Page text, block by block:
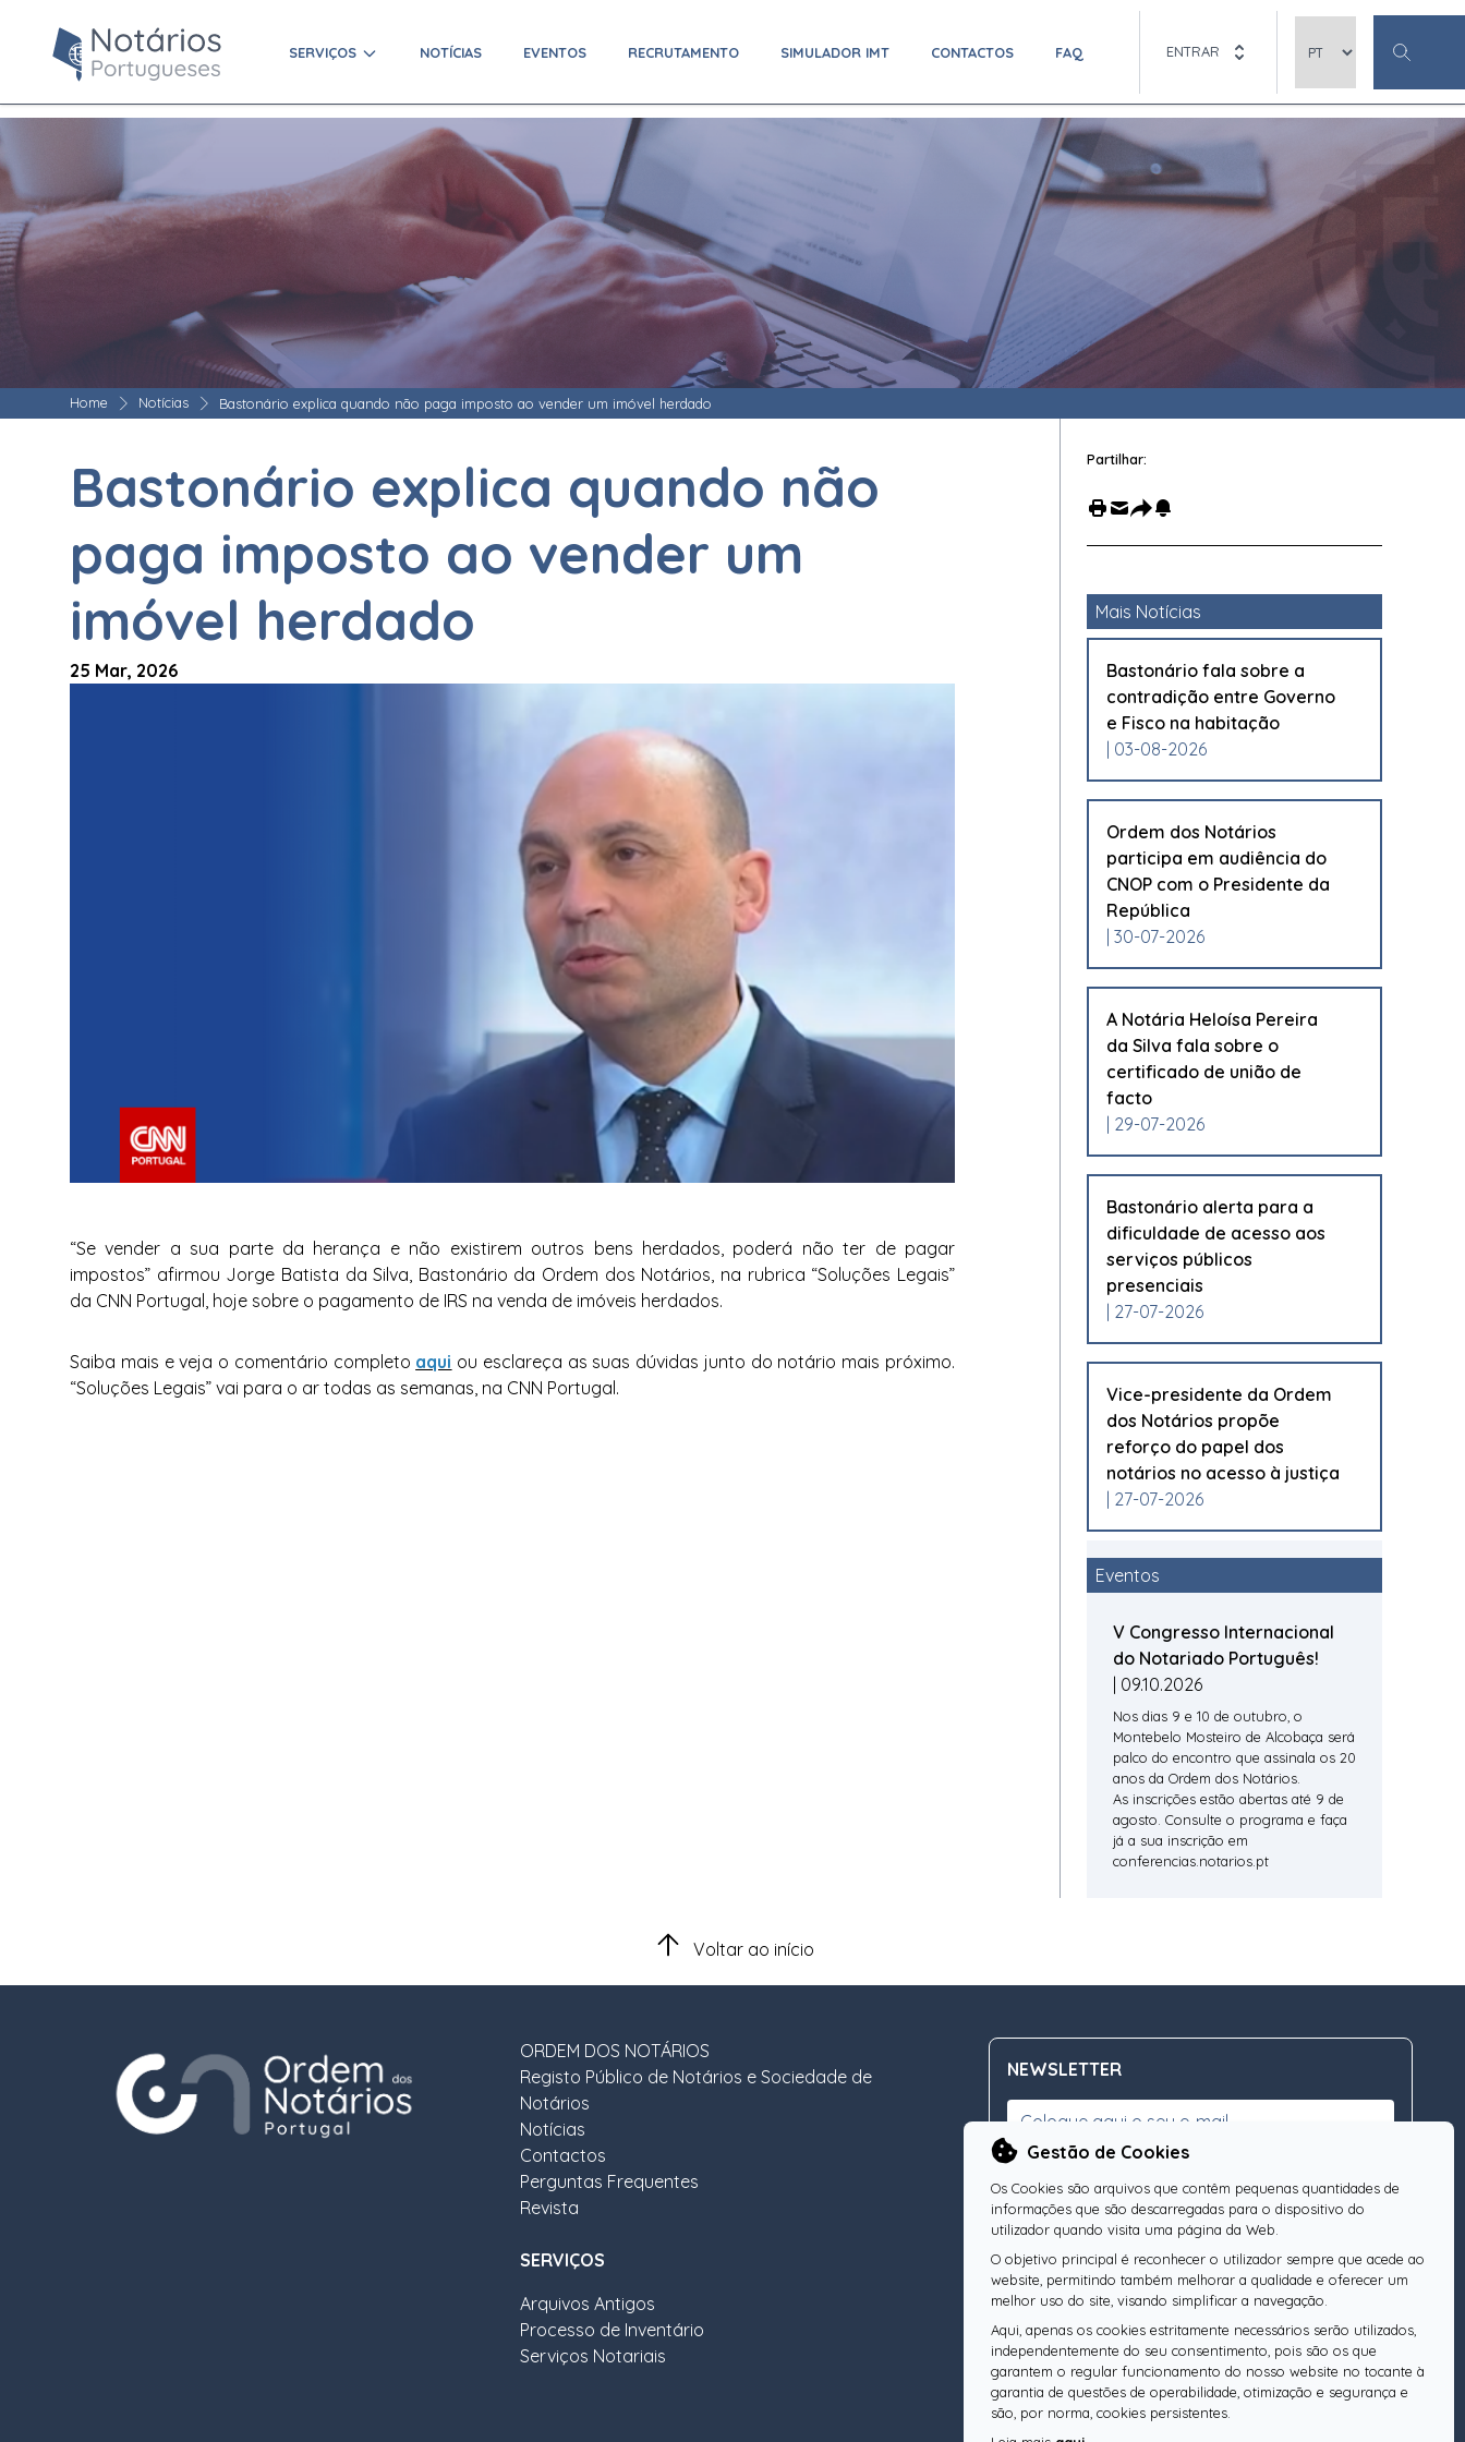
SERVIÇOS NOTÍCIAS EVENTOS RECRUTAMENTO SIMULADOR IMT CONTACTOS FAQ ENTRAR
Gestão de Cookies
Os Cookies são arquivos que contêm pequenas quantidades de
informações que são descarregadas para o dispositivo do
utilizador quando visita uma página da Web.
O objetivo principal é reconhecer o utilizador sempre que acede ao
website, permitindo também melhorar a qualidade e oferecer um
melhor uso do site, visando simplificar a navegação.
Aqui, apenas os cookies estritamente necessários serão utilizados,
independentemente do seu consentimento, pois são os que
garantem o regular funcionamento do nosso website no tocante à
garantia de questões de operabilidade, otimização e segurança e
são, por norma, cookies persistentes.
Home Notícias Bastonário explica quando não paga imposto ao vender um imóvel herdado
Bastonário explica quando não
paga imposto ao vender um
imóvel herdado
25 Mar, 2026
“Se vender a sua parte da herança e não existirem outros bens herdados, poderá não ter de pagar
impostos” afirmou Jorge Batista da Silva, Bastonário da Ordem dos Notários, na rubrica “Soluções Legais”
da CNN Portugal, hoje sobre o pagamento de IRS na venda de imóveis herdados.
Saiba mais e veja o comentário completo aqui ou esclareça as suas dúvidas junto do notário mais próximo.
“Soluções Legais” vai para o ar todas as semanas, na CNN Portugal.
Partilhar:
Mais Notícias
Bastonário fala sobre a
contradição entre Governo
e Fisco na habitação
| 03-08-2026
Ordem dos Notários
participa em audiência do
CNOP com o Presidente da
República
| 30-07-2026
A Notária Heloísa Pereira
da Silva fala sobre o
certificado de união de
facto
| 29-07-2026
Bastonário alerta para a
dificuldade de acesso aos
serviços públicos
presenciais
| 27-07-2026
Vice-presidente da Ordem
dos Notários propõe
reforço do papel dos
notários no acesso à justiça
| 27-07-2026
Eventos
V Congresso Internacional
do Notariado Português!
| 09.10.2026
Nos dias 9 e 10 de outubro, o
Montebelo Mosteiro de Alcobaça será
palco do encontro que assinala os 20
anos da Ordem dos Notários.
As inscrições estão abertas até 9 de
agosto. Consulte o programa e faça
já a sua inscrição em
conferencias.notarios.pt
Voltar ao início
ORDEM DOS NOTÁRIOS
Registo Público de Notários e Sociedade de
Notários
Notícias
Contactos
Perguntas Frequentes
Revista
SERVIÇOS
Arquivos Antigos
Processo de Inventário
Serviços Notariais
NEWSLETTER
Subscreva a nossa Newsletter OK
SIGA-NOS
Pesquise o seu Notário